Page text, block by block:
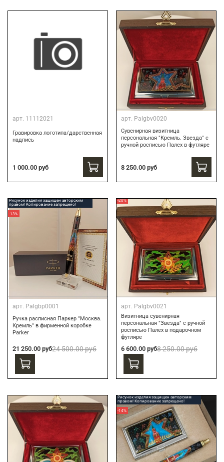
арт. 11112021
Гравировка логотипа/дарственная
надпись
1 000.00 руб
арт. Palgbv0020
Сувенирная визитница
персональная "Кремль. Звезда" с
ручной росписью Палех в футляре
8 250.00 руб
Рисунок изделия защищен авторским
правом! Копирование запрещено!
-13%
арт. Palgbp0001
Ручка расписная Паркер "Москва.
Кремль" в фирменной коробке
Parker
21 250.00 руб24 500.00 руб
-20%
арт. Palgbv0021
Визитница сувенирная
персональная "Звезда" с ручной
росписью Палех в подарочном
футляре
6 600.00 руб8 250.00 руб
Рисунок изделия защищен авторским
правом! Копирование запрещено!
-14%